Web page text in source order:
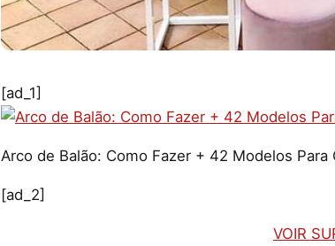
[ad_1]
Arco de Balão: Como Fazer + 42 Modelos
[ad_2]
VOIR